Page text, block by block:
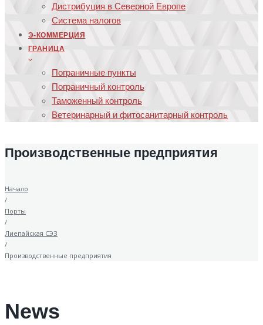
Дистрибуция в Северной Европе
Система налогов
Э-КОММЕРЦИЯ
ГРАНИЦА
Пограничные пункты
Пограничный контроль
Таможенный контроль
Ветеринарный и фитосанитарный контроль
Производственные предприятия
Начало
/
Порты
/
Лиепайская СЭЗ
/
Производственные предприятия
News